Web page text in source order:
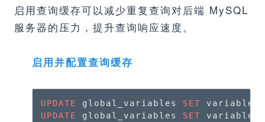
启用查询缓存可以减少重复查询对后端 MySQL
服务器的压力，提升查询响应速度。
启用并配置查询缓存
UPDATE global_variables SET
UPDATE
global_variables SET